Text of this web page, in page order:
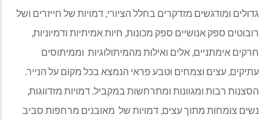
גדולים ומודגשים מזדקרים בחלל הציורי, דמויות של חייזרים ושל
רובוטים ספק אנושיים ספק מכונות, חיות אמיתיות ודמיוניות,
חרקים אימתניים, אלים ואילות מהמיתולוגיות וממיתוסים
עתיקים, עצים וצמחים וטבע פראי הנמצא בכל מקום על הנייר.
הסצנות רבות ומגוונות ומתרחשות במקביל. דמויות מזדווגות,
נשים צומחות מתוך עצים, דמויות של מאובנים מרחפות סביב